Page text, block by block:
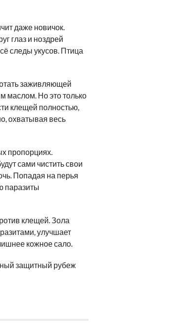
даже новичок.
глаз и ноздрей
следы укусов. Птица
заживляющей
маслом. Но это только
клещей полностью,
охватывая весь
пропорциях.
сами чистить свои
Попадая на перья
паразиты
клещей. Зола
улучшает
кожное сало.
защитный рубеж